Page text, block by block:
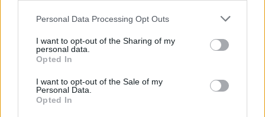
Please note that this website/app uses one or more Google
not limited to your visit or usage behaviour. You may click to
grant or deny consent to Google and its third-party tags to
use your data for below specified purposes in below Google
consent section.
Personal Data Processing Opt Outs
I want to opt-out of the Sharing of my
personal data.
Opted In
I want to opt-out of the Sale of my
Personal Data.
Opted In